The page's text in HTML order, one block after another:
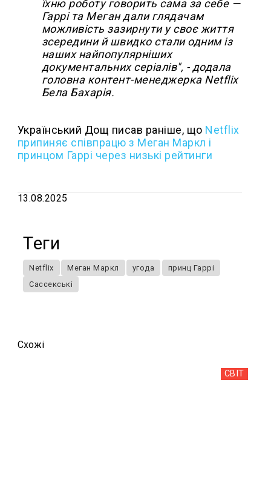
їхню роботу говорить сама за себе —
Гаррі та Меган дали глядачам
можливість зазирнути у своє життя
зсередини й швидко стали одним із
наших найпопулярніших
документальних серіалів", - додала
головна контент-менеджерка Netflix
Бела Бахарія.
Український Дощ писав раніше, що Netflix
припиняє співпрацю з Меган Маркл і
принцом Гаррі через низькі рейтинги
13.08.2025
Теги
Netflix Меган Маркл угода
принц Гаррі
Сассекські
Схожi
СВІТ